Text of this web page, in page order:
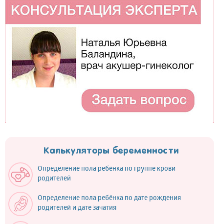
Калькуляторы беременности
Определение пола ребёнка по группе крови
родителей
Определение пола ребёнка по дате рождения
родителей и дате зачатия